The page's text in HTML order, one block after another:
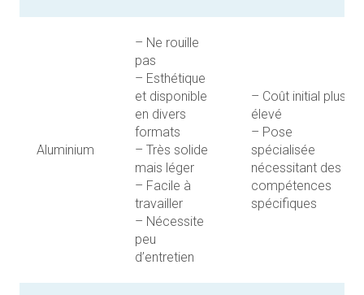
Aluminium
– Ne rouille
pas
– Esthétique
et disponible
en divers
formats
– Très solide
mais léger
– Facile à
travailler
– Nécessite
peu
d’entretien
– Coût initial plus
élevé
– Pose
spécialisée
nécessitant des
compétences
spécifiques